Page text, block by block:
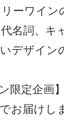
ーワイン
名詞、キ
デザイン
限定企画
お届けし